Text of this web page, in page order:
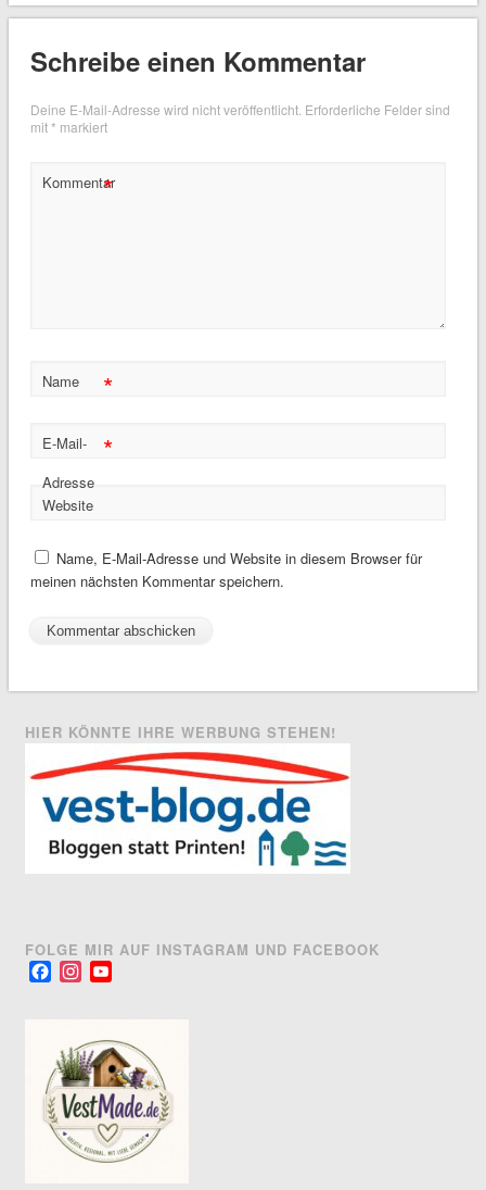
Schreibe einen Kommentar
Deine E-Mail-Adresse wird nicht veröffentlicht. Erforderliche Felder sind
mit* markiert
Kommentar
*
Name *
E-Mail-
Adresse
*
Website
Name, E-Mail-Adresse und Website in diesem Browser für
meinen nächsten Kommentar speichern.
HIER KÖNNTE IHRE WERBUNG STEHEN!
FOLGE MIR AUF INSTAGRAM UND FACEBOOK
FacebookInstagram